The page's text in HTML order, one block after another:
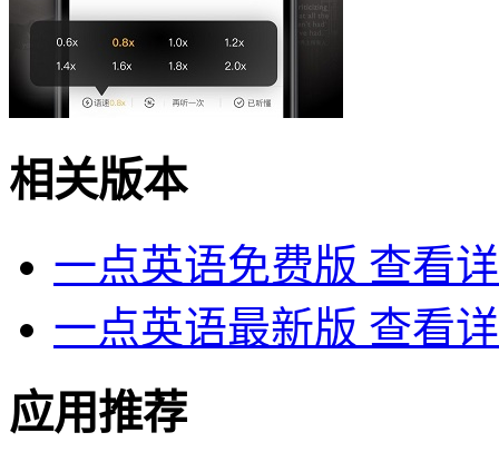
相关版本
一点英语免费版 查看
一点英语最新版 查看
应用推荐